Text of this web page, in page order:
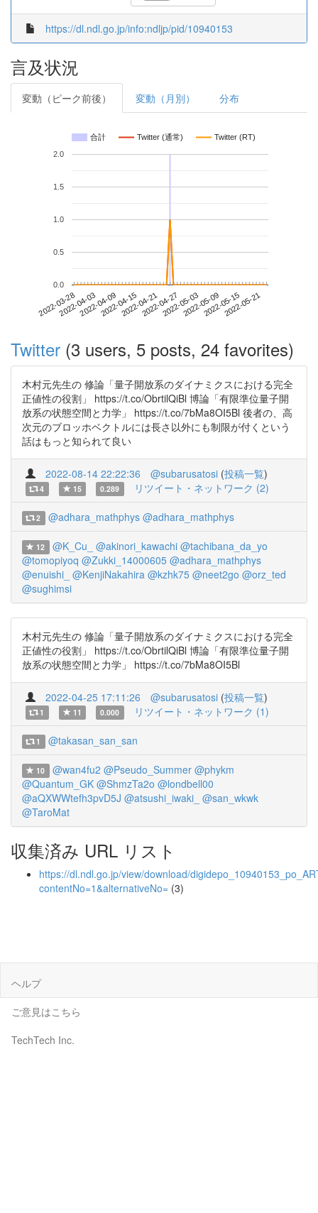
https://dl.ndl.go.jp/info:ndljp/pid/10940153
言及状況
変動（ピーク前後） 変動（月別） 分布
合計 Twitter (通常) Twitter (RT)
2022-03-282022-04-032022-04-092022-04-152022-04-212022-04-272022-05-032022-05-092022-05-152022-05-21
0.0
0.5
1.0
1.5
2.0
Twitter (3 users, 5 posts, 24 favorites)
木村元先生の 修論「量子開放系のダイナミクスにおける完全
正値性の役割」 https://t.co/ObrtilQiBl 博論「有限準位量子開
放系の状態空間と力学」 https://t.co/7bMa8OI5Bl 後者の、高
次元のブロッホベクトルには長さ以外にも制限が付くという
話はもっと知られて良い
2022-08-14 22:22:36 @subarusatosi (投稿一覧)
4 15 0.289 リツイート・ネットワーク (2)
2 @adhara_mathphys @adhara_mathphys
12 @K_Cu_ @akinori_kawachi @tachibana_da_yo
@tomopiyoq @Zukki_14000605 @adhara_mathphys
@enuishi_ @KenjiNakahira @kzhk75 @neet2go @orz_ted
@sughimsi
木村元先生の 修論「量子開放系のダイナミクスにおける完全
正値性の役割」 https://t.co/ObrtilQiBl 博論「有限準位量子開
放系の状態空間と力学」 https://t.co/7bMa8OI5Bl
2022-04-25 17:11:26 @subarusatosi (投稿一覧)
1 11 0.000 リツイート・ネットワーク (1)
1 @takasan_san_san
10 @wan4fu2 @Pseudo_Summer @phykm
@Quantum_GK @ShmzTa2o @londbell00
@aQXWWtefh3pvD5J @atsushi_iwaki_ @san_wkwk
@TaroMat
収集済み URL リスト
https://dl.ndl.go.jp/view/download/
contentNo=1&alternativeNo= (3)
ヘルプ
ご意見はこちら
TechTech Inc.